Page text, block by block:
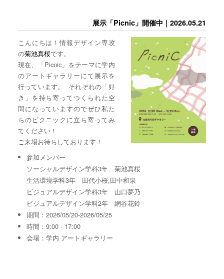
展示「Picnic」開催中｜2026.05.21
こんにちは！情報デザイン専攻
の菊池真桜です。
現在、「Picnic」をテーマに学内
のアートギャラリーにて展示を
行っています。 それぞれの「好
き」を持ち寄ってつくられた空
間になっていますのでぜひ私た
ちのピクニックに立ち寄ってみ
てください！
ご来場お待ちしております！
参加メンバー
ソーシャルデザイン学科3年 菊池真桜
生活環境学科3年 田代小桜,田中和泉
ビジュアルデザイン学科3年 山口夢乃
ビジュアルデザイン学科2年 網谷花鈴
期間：2026/05/20-2026/05/25
時間：9:00 - 17:00
会場：学内 アートギャラリー